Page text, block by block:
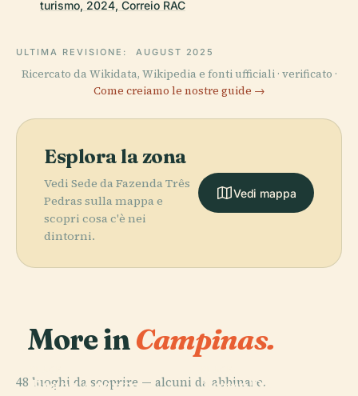
turismo, 2024, Correio RAC
ULTIMA REVISIONE: AUGUST 2025
Ricercato da Wikidata, Wikipedia e fonti ufficiali · verificato ·
Come creiamo le nostre guide →
Esplora la zona
Vedi Sede da Fazenda Três
Pedras sulla mappa e
scopri cosa c'è nei
dintorni.
Vedi mappa
More inCampinas.
48 luoghi da scoprire — alcuni da abbinare.
Praça Arautos
Torre Do
PLACE